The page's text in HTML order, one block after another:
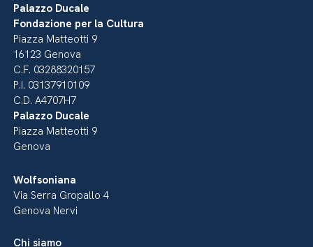
Palazzo Ducale
Fondazione per la Cultura
Piazza Matteotti 9
16123 Genova
C.F. 03288320157
P.I. 03137910109
C.D. A4707H7
Palazzo Ducale
Piazza Matteotti 9
Genova
Wolfsoniana
Via Serra Gropallo 4
Genova Nervi
Chi siamo